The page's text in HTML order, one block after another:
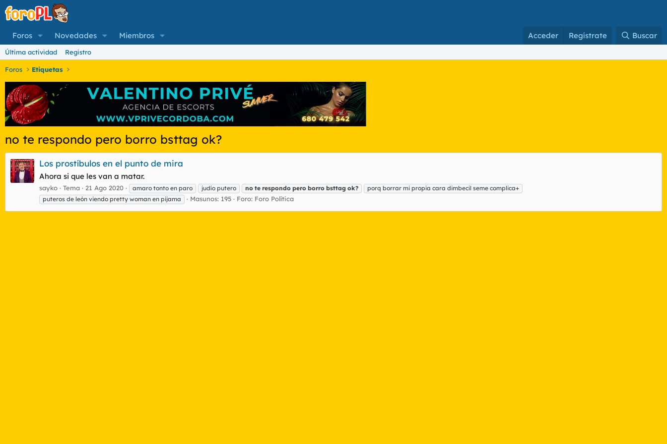
Foros Novedades Miembros Acceder Regístrate Buscar
Última actividad Registro
Foros Etiquetas
no te respondo pero borro bsttag ok?
Los prostíbulos en el punto de mira
Ahora si que les van a matar.
sayko Tema 21 Ago 2020 amaro tonto en paro judío putero no te respondo pero borro bsttag ok?
porq borrar mi propia cara dimbecil seme complica+
puteros de león viendo pretty woman en pijama
Masunos: 195 Foro: Foro Política